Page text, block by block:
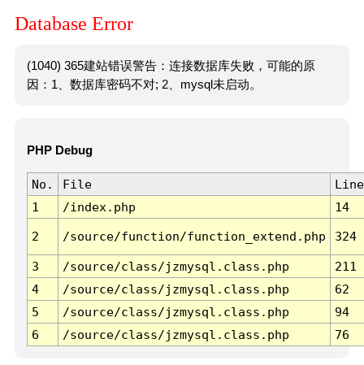
Database Error
(1040) 365建站错误警告：连接数据库失败，可能的原
因：1、数据库密码不对; 2、mysql未启动。
PHP Debug
No. File
Line
1
/index.php 14
2 /source/function/function_extend.php 324
3 /source/class/jzmysql.class.php
211
4
/source/class/jzmysql.class.php
62
5
/source/class/jzmysql.class.php
94
6
/source/class/jzmysql.class.php 76